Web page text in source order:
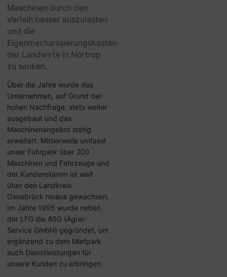
Maschinen durch den
Verleih besser auszulasten
und die
Eigenmechanisierungskosten
der Landwirte in Nortrup
zu senken.
Über die Jahre wurde das
Unternehmen, auf Grund der
hohen Nachfrage, stets weiter
ausgebaut und das
Maschinenangebot stetig
erweitert. Mittlerweile umfasst
unser Fuhrpark über 200
Maschinen und Fahrzeuge und
der Kundenstamm ist weit
über den Landkreis
Osnabrück hinaus gewachsen.
Im Jahre 1995 wurde neben
der LFG die ASG (Agrar-
Service GmbH) gegründet, um
ergänzend zu dem Mietpark
auch Dienstleistungen für
unsere Kunden zu erbringen.